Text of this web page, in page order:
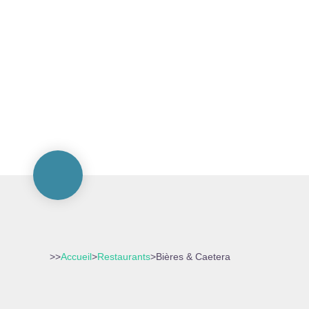
>>Accueil>Restaurants>Bières & Caetera